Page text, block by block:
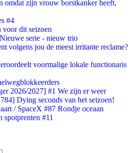
omdat zijn vrouw borstkanker heeft,
#4
dit seizoen
serie - nieuw trio
volgens jou de meest irritante reclame?
voormalige lokale functionaris
2026/2027] #1 We zijn er weer
Dying seconds van het seizoen!
/ SpaceX #87 Rondje oceaan
spotprenten #11